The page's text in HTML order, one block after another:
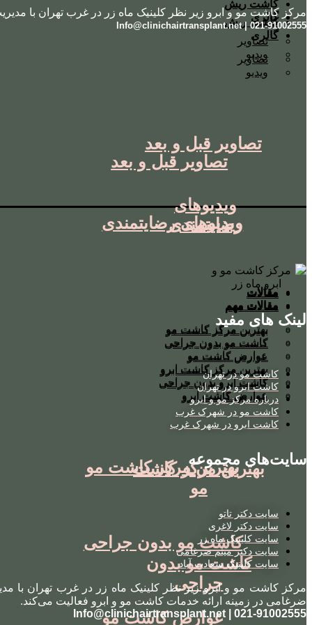
کاشت ریش
گالری
تصاویر
ویدیو
تصاویر قبل و بعد
ویدیوهای
رضایتمندی
مقالات
مقالات مهم
بهترین مرکز کاشت مو
کاشت مو بدون جراحی
عوارض کاشت مو
بهترین مرکز کاشت ابرو
کاشت ابرو بدون جراحی
عوارض کاشت ابرو
بهترین مرکز کاشت
مو
کاشت مو بدون
جراحی
کاشت ریش
گالری
تصاویر
ویدیو
تصاویر قبل و بعد
ویدیوهای رضایتمندی
مقالات
مقالات مهم
بهترین مرکز کاشت مو
کاشت مو بدون جراحی
عوارض کاشت مو
بهترین مرکز کاشت ابرو
کاشت ابرو بدون جراحی
عوارض کاشت ابرو
بهترین مرکز کاشت مو
کاشت مو بدون جراحی
عوارض کاشت مو
مرکز کاشت مو و ابرو زیر نظر کلینیک ماه زر در غرب تهران با
021-91002555 | Info@clinichairtransplant.net
لینک های مفید
کاشت مو در تهران
کاشت ابرو در تهران
درباره مرکز مو و ابرو
کاشت مو در شهرک غرب
کاشت ابرو در شهرک غرب
سایت‌های مجموعه
سایت دکتر تاتو
سایت دکتر لاغری
سایت کلینیک ماه زر
سایت دکتر میثم ضرغامی
سایت کلینیک سعادت آباد
مرکز کاشت مو و ابرو زیر نظر کلینیک ماه زر در غرب تهران با
ضرغامی در زمینه ارائه خدمات کاشت مو و ابرو فعالیت می‌کند.
021-91002555 | Info@clinichairtransplant.net